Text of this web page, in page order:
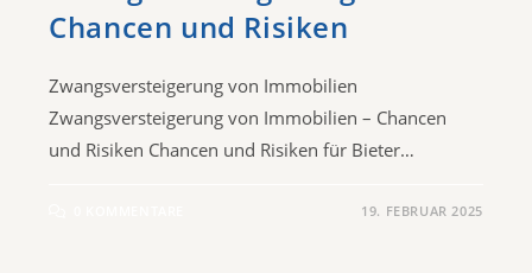
Chancen und Risiken
Zwangsversteigerung von Immobilien
Zwangsversteigerung von Immobilien – Chancen
und Risiken Chancen und Risiken für Bieter…
19. FEBRUAR 2025